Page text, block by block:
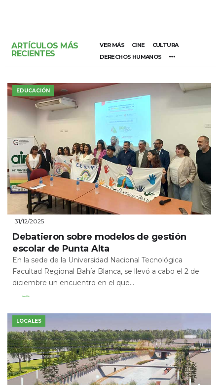
ARTÍCULOS MÁS
RECIENTES
VER MÁS CINE
CULTURA
DERECHOS HUMANOS
EDUCACIÓN
31/12/2025
Debatieron sobre modelos de gestión
escolar de Punta Alta
En la sede de la Universidad Nacional Tecnológica
Facultad Regional Bahía Blanca, se llevó a cabo el 2 de
diciembre un encuentro en el que...
Leer Más
LOCALES